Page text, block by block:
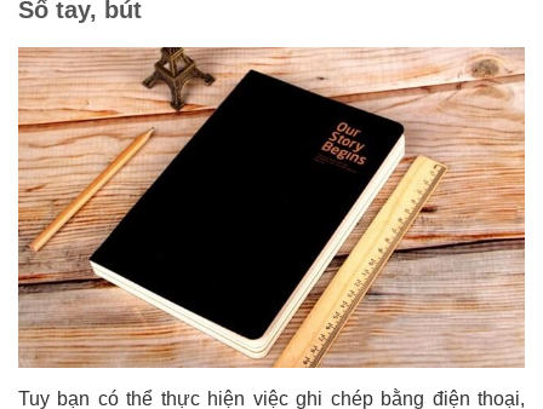
Sổ tay, bút
Tuy bạn có thể thực hiện việc ghi chép bằng điện thoại,